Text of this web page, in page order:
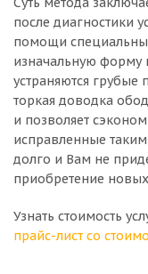
после диагностики
помощи
изначальную форму
устраняются грубые
торкая доводка
и позволяет
исправленные
долго и Вам не
приобретение
Узнать стоимость
прайс-лист со